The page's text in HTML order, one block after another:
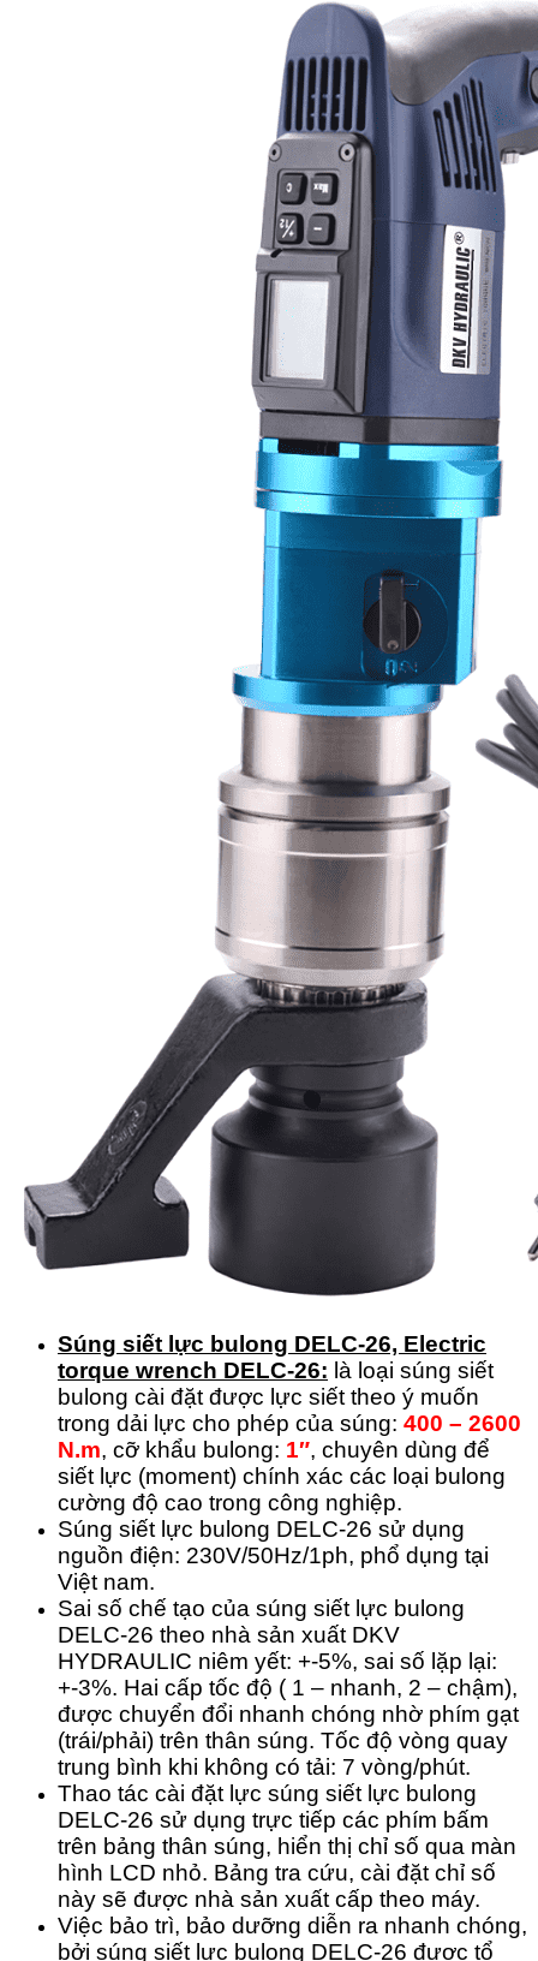
Súng siết lực bulong DELC-26, Electric
torque wrench DELC-26: là loại súng siết
bulong cài đặt được lực siết theo ý muốn
trong dải lực cho phép của súng: 400 – 2600
N.m, cỡ khẩu bulong: 1″, chuyên dùng để
siết lực (moment) chính xác các loại bulong
cường độ cao trong công nghiệp.
Súng siết lực bulong DELC-26 sử dụng
nguồn điện: 230V/50Hz/1ph, phổ dụng tại
Việt nam.
Sai số chế tạo của súng siết lực bulong
DELC-26 theo nhà sản xuất DKV
HYDRAULIC niêm yết: +-5%, sai số lặp lại:
+-3%. Hai cấp tốc độ ( 1 – nhanh, 2 – chậm),
được chuyển đổi nhanh chóng nhờ phím gạt
(trái/phải) trên thân súng. Tốc độ vòng quay
trung bình khi không có tải: 7 vòng/phút.
Thao tác cài đặt lực súng siết lực bulong
DELC-26 sử dụng trực tiếp các phím bấm
trên bảng thân súng, hiển thị chỉ số qua màn
hình LCD nhỏ. Bảng tra cứu, cài đặt chỉ số
này sẽ được nhà sản xuất cấp theo máy.
Việc bảo trì, bảo dưỡng diễn ra nhanh chóng,
bởi súng siết lực bulong DELC-26 được tổ